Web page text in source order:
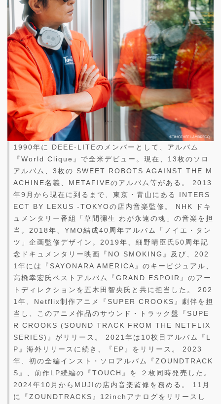
1990年に DEEE-LITEのメンバーとして、アルバム
『World Clique』で全米デビュー。現在、13枚のソロ
アルバム、3枚の SWEET ROBOTS AGAINST THE M
ACHINE名義、METAFIVEのアルバム等がある。 2013
年9月から現在に到るまで、東京・青山にある INTERS
ECT BY LEXUS -TOKYOの店内音楽監修。 NHK ドキ
ュメンタリー番組「草間彌生 わが永遠の魂」の音楽を担
当。2018年、YMO結成40周年アルバム「ノイエ・タン
ツ」企画監修デザイン。2019年、細野晴臣氏50周年記
念ドキュメンタリー映画『NO SMOKING』及び、202
1年には『SAYONARA AMERICA』のキービジュアル、
高橋幸宏氏ベストアルバム『GRAND ESPOIR』のアー
トディレクションを五木田智央氏と共に担当した。 202
1年、Netflix制作アニメ『SUPER CROOKS』劇伴を担
当し、このアニメ作品のサウンド・トラック盤『SUPE
R CROOKS (SOUND TRACK FROM THE NETFLIX
SERIES)』がリリース。 2021年は10枚目アルバム『L
P』海外リリースに続き、『EP』をリリース。 2023
年、初の全編インスト・ソロアルバム『ZOUNDTRACK
S』、前作LP続編の『TOUCH』を ２枚同時発売した。
2024年10月からMUJIの店内音楽監修を務める。 11月
に『ZOUNDTRACKS』12inchアナログをリリースし